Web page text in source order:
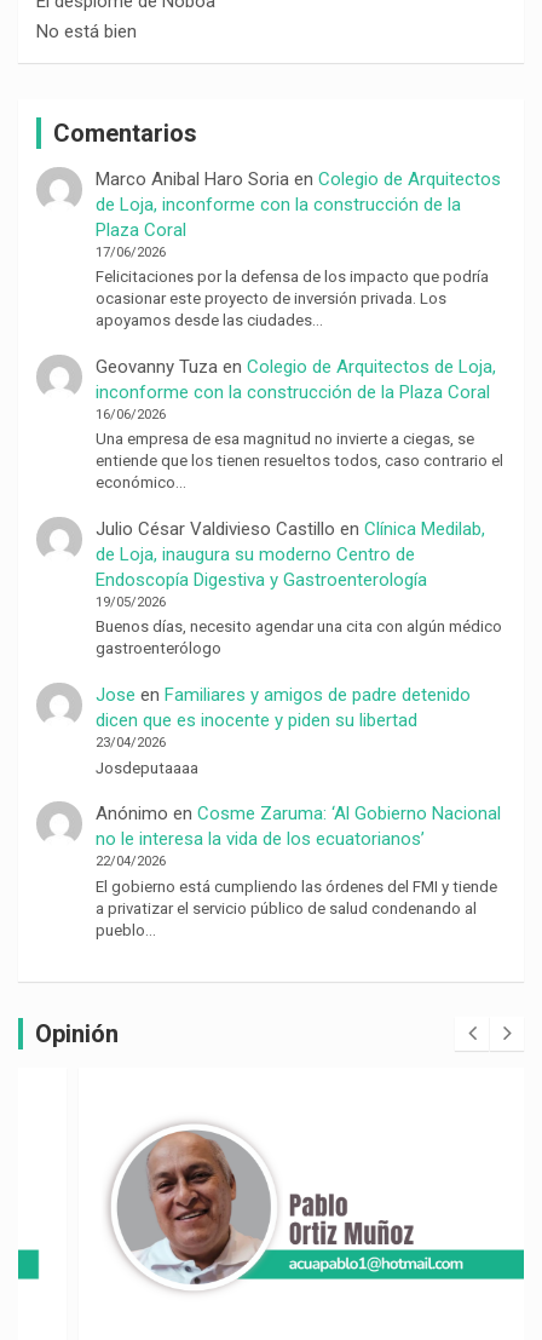
No está bien
Comentarios
Marco Anibal Haro Soria en Colegio de Arquitectos
de Loja, inconforme con la construcción de la
Plaza Coral
17/06/2026
Felicitaciones por la defensa de los impacto que podría
ocasionar este proyecto de inversión privada. Los
apoyamos desde las ciudades…
Geovanny Tuzaen Colegio de Arquitectos de Loja,
inconforme con la construcción de la Plaza Coral
16/06/2026
Una empresa de esa magnitud no invierte a ciegas, se
entiende que los tienen resueltos todos, caso contrario el
económico…
Julio César Valdivieso Castillo en Clínica Medilab,
de Loja, inaugura su moderno Centro de
Endoscopía Digestiva y Gastroenterología
19/05/2026
Buenos días, necesito agendar una cita con algún médico
gastroenterólogo
Jose en Familiares y amigos de padre detenido
dicen que es inocente y piden su libertad
23/04/2026
Josdeputaaaa
Anónimo en Cosme Zaruma: ‘Al Gobierno Nacional
no le interesa la vida de los ecuatorianos’
22/04/2026
El gobierno está cumpliendo las órdenes del FMI y tiende
a privatizar el servicio público de salud condenando al
pueblo…
Opinión